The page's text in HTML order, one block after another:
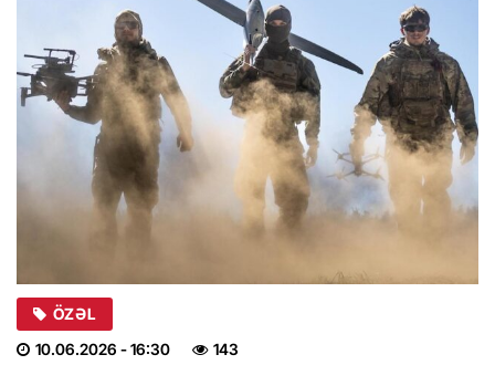
ÖZƏL
10.06.2026 - 16:30 143